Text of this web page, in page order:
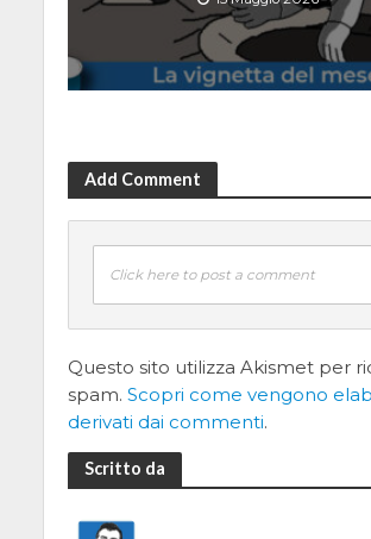
Add Comment
Click here to post a comment
Questo sito utilizza Akismet per
spam. Scopri come vengono
derivati dai commenti.
Scritto da